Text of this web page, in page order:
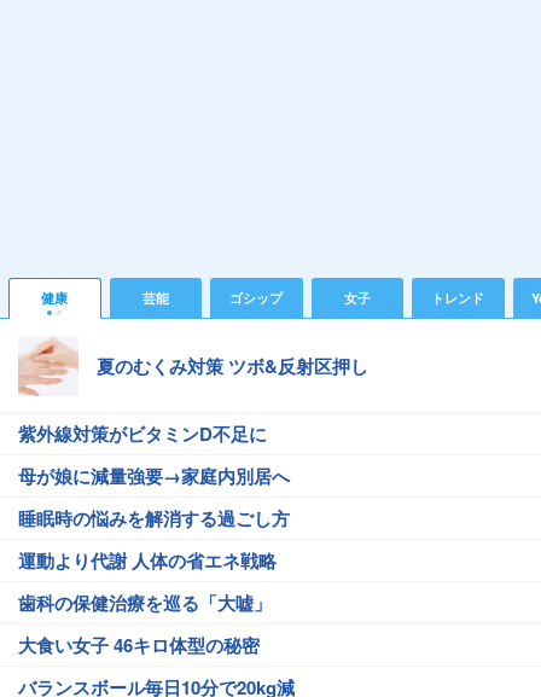
健康 芸能 ゴシップ 女子 トレンド
夏のむくみ対策 ツボ&反射区押し
紫外線対策がビタミンD不足に
母が娘に減量強要→家庭内別居へ
睡眠時の悩みを解消する過ごし方
運動より代謝 人体の省エネ戦略
歯科の保健治療を巡る「大嘘」
大食い女子 46キロ体型の秘密
バランスボール毎日10分で20kg減